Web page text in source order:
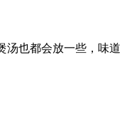
汤也都会放一些，味道